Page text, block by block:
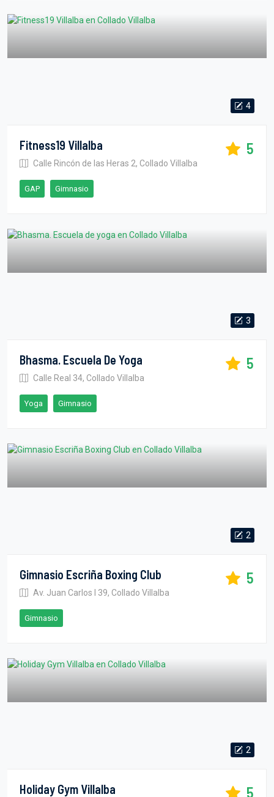
4
Fitness19 Villalba
Calle Rincón de las Heras 2, Collado Villalba
5
GAP Gimnasio
3
Bhasma. Escuela De Yoga
Calle Real 34, Collado Villalba
5
Yoga Gimnasio
2
Gimnasio Escriña Boxing Club
Av. Juan Carlos I 39, Collado Villalba
5
Gimnasio
2
Holiday Gym Villalba 5